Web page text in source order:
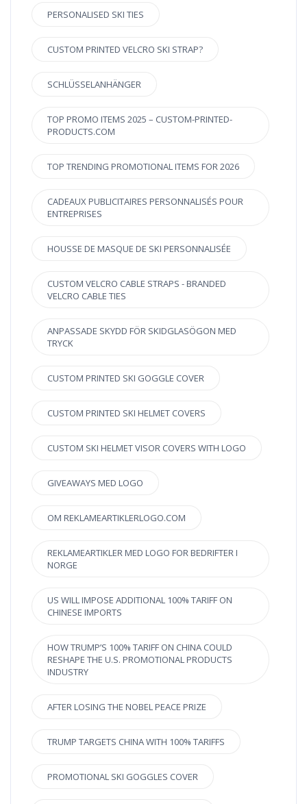
PERSONALISED SKI TIES
CUSTOM PRINTED VELCRO SKI STRAP?
SCHLÜSSELANHÄNGER
TOP PROMO ITEMS 2025 – CUSTOM-PRINTED-
PRODUCTS.COM
TOP TRENDING PROMOTIONAL ITEMS FOR 2026
CADEAUX PUBLICITAIRES PERSONNALISÉS POUR
ENTREPRISES
HOUSSE DE MASQUE DE SKI PERSONNALISÉE
CUSTOM VELCRO CABLE STRAPS - BRANDED
VELCRO CABLE TIES
ANPASSADE SKYDD FÖR SKIDGLASÖGON MED
TRYCK
CUSTOM PRINTED SKI GOGGLE COVER
CUSTOM PRINTED SKI HELMET COVERS
CUSTOM SKI HELMET VISOR COVERS WITH LOGO
GIVEAWAYS MED LOGO
OM REKLAMEARTIKLERLOGO.COM
REKLAMEARTIKLER MED LOGO FOR BEDRIFTER I
NORGE
US WILL IMPOSE ADDITIONAL 100% TARIFF ON
CHINESE IMPORTS
HOW TRUMP’S 100% TARIFF ON CHINA COULD
RESHAPE THE U.S. PROMOTIONAL PRODUCTS
INDUSTRY
AFTER LOSING THE NOBEL PEACE PRIZE
TRUMP TARGETS CHINA WITH 100% TARIFFS
PROMOTIONAL SKI GOGGLES COVER